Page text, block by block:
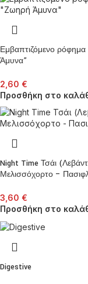
Εμβαπτιζόμενο
Άμυνα”
2,60 €
Προσθήκη στο
Night Time Τσάι
Μελισσόχορτο –
3,60 €
Προσθήκη στο
Digestive